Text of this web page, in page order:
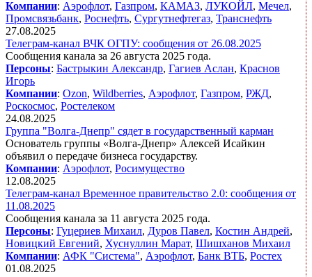
Компании: Аэрофлот, Газпром, КАМАЗ, ЛУКОЙЛ, Мечел,
Промсвязьбанк, Роснефть, Сургутнефтегаз, Транснефть
27.08.2025
Телеграм-канал ВЧК ОГПУ: сообщения от 26.08.2025
Сообщения канала за 26 августа 2025 года.
Персоны: Бастрыкин Александр, Гагиев Аслан, Краснов
Игорь
Компании: Ozon, Wildberries, Аэрофлот, Газпром, РЖД,
Роскосмос, Ростелеком
24.08.2025
Группа "Волга-Днепр" сядет в государственный карман
Основатель группы «Волга-Днепр» Алексей Исайкин
объявил о передаче бизнеса государству.
Компании: Аэрофлот, Росимущество
12.08.2025
Телеграм-канал Временное правительство 2.0: сообщения от
11.08.2025
Сообщения канала за 11 августа 2025 года.
Персоны: Гуцериев Михаил, Дуров Павел, Костин Андрей,
Новицкий Евгений, Хуснуллин Марат, Шишханов Михаил
Компании: АФК "Система", Аэрофлот, Банк ВТБ, Ростех
01.08.2025